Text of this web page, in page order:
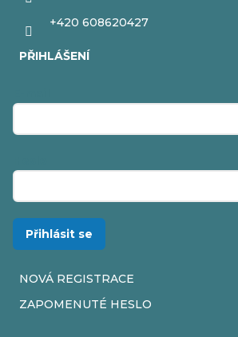
+420 608620427
PŘIHLÁŠENÍ
Přihlásit se
NOVÁ REGISTRACE
ZAPOMENUTÉ HESLO